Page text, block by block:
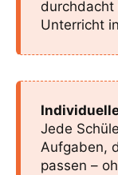
durchdacht
Unterricht
Jede
Aufgaben,
passen –